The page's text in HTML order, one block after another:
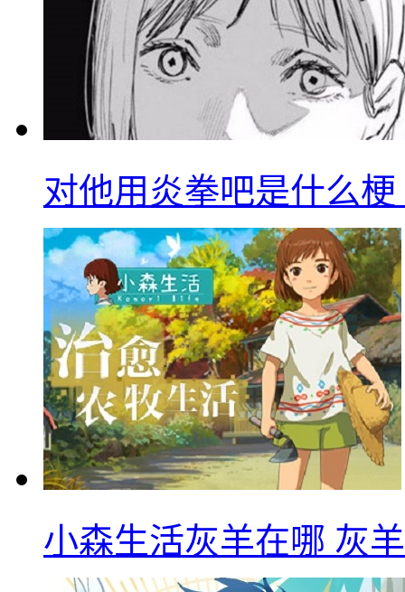
对他用炎拳吧是什么
小森生活灰羊在哪 灰